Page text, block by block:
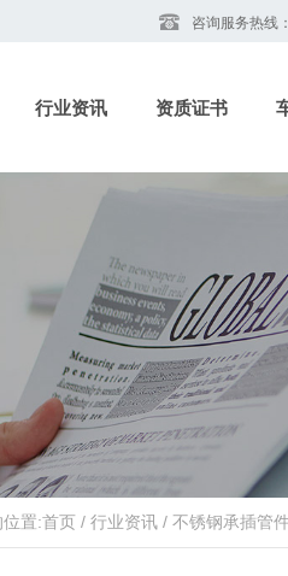
咨询服务热线：
行业资讯 资质证书
置:首页 / 行业资讯 / 不锈钢承插管